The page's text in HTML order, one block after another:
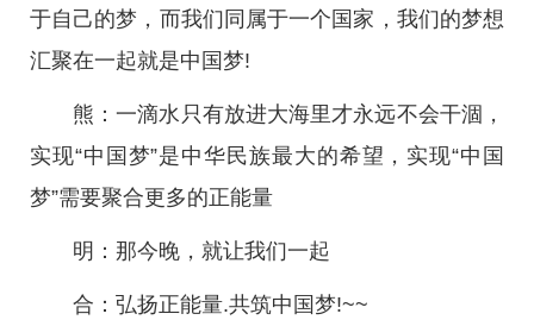
于自己的梦，而我们同属于一个国家，我们的梦想
汇聚在一起就是中国梦!
熊：一滴水只有放进大海里才永远不会干涸，
实现“中国梦”是中华民族最大的希望，实现“中国
梦”需要聚合更多的正能量
明：那今晚，就让我们一起
合：弘扬正能量.共筑中国梦!~~